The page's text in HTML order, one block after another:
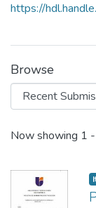
https://
Browse
Recent
Now showing 1